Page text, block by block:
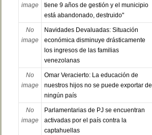
image
tiene 9 años de gestión y el municipio
está abandonado, destruido"
No
image
Navidades Devaluadas: Situación
económica disminuye drásticamente
los ingresos de las familias
venezolanas
No
image
Omar Veracierto: La educación de
nuestros hijos no se puede exportar de
ningún país
No
image
Parlamentarias de PJ se encuentran
activadas por el país contra la
captahuellas